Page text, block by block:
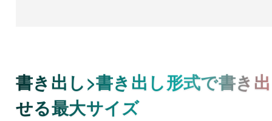
書き出し>書き出し形式で書き出
せる最大サイズ